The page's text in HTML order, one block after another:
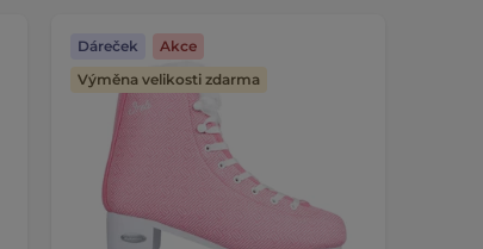
Dáreček
Akce
Výměna velikosti zdarma